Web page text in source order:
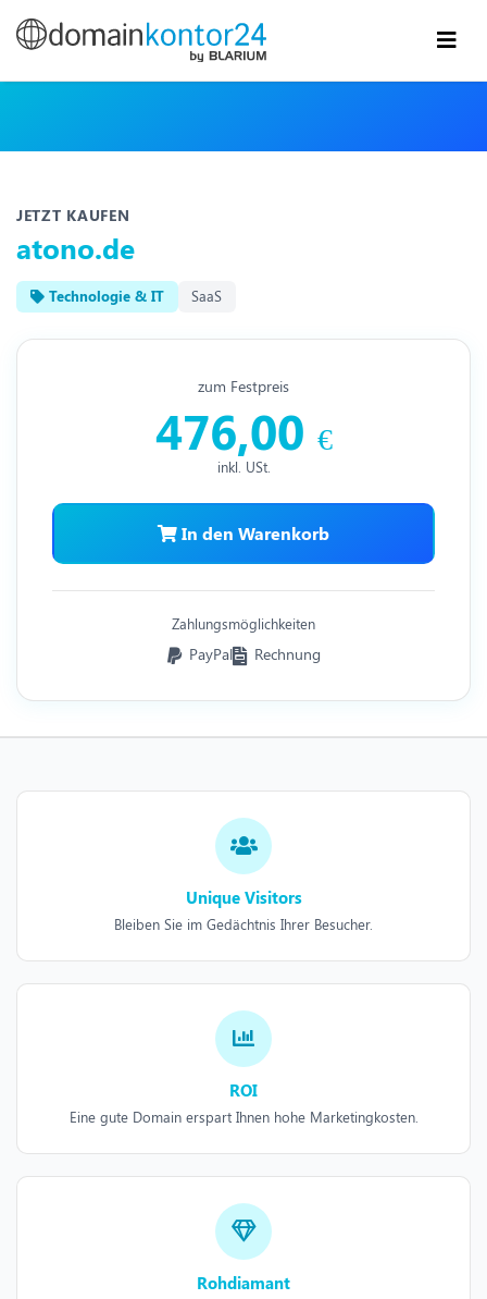
JETZT KAUFEN
atono.de
Technologie & IT SaaS
zum Festpreis
476,00 €
inkl. USt.
In den Warenkorb
Zahlungsmöglichkeiten
PayPal Rechnung
Unique Visitors
Bleiben Sie im Gedächtnis Ihrer Besucher.
ROI
Eine gute Domain erspart Ihnen hohe Marketingkosten.
Rohdiamant